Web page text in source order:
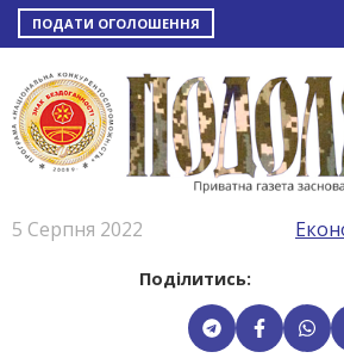
ПОДАТИ ОГОЛОШЕННЯ
5 Серпня 2022
Поділитись: